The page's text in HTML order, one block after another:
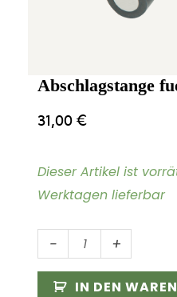
Abschlagstange
31,00€
Dieser Artikel ist
Werktagen lieferbar
-
Abschlagstange
fuer
dxl
+
IN DEN